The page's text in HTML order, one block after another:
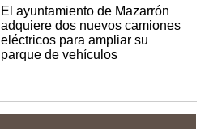
El ayuntamiento de Mazarrón
adquiere dos nuevos camiones
eléctricos para ampliar su
parque de vehículos